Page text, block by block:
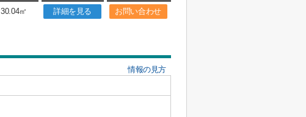
30.04㎡ 詳細を見る お問い合わせ
情報の見方